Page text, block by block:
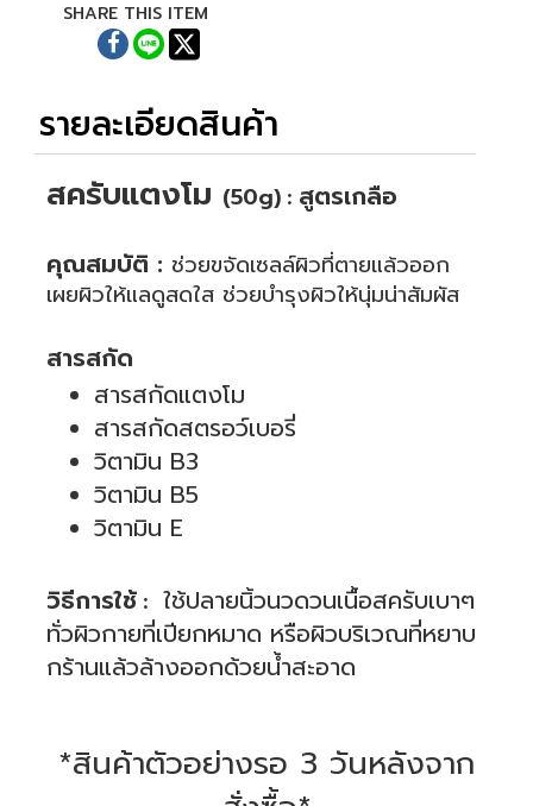
SHARE THIS ITEM
รายละเอียดสินค้า
สครับแตงโม (50g) : สูตรเกลือ
คุณสมบัติ : ช่วยขจัดเซลล์ผิวที่ตายแล้วออก
เผยผิวให้แลดูสดใส ช่วยบำรุงผิวให้นุ่มน่าสัมผัส
สารสกัด
สารสกัดแตงโม
สารสกัดสตรอว์เบอรี่
วิตามิน B3
วิตามิน B5
วิตามิน E
วิธีการใช้ : ใช้ปลายนิ้วนวดวนเนื้อสครับเบาๆ
ทั่วผิวกายที่เปียกหมาด หรือผิวบริเวณที่หยาบ
กร้านแล้วล้างออกด้วยน้ำสะอาด
*สินค้าตัวอย่างรอ 3 วันหลังจาก